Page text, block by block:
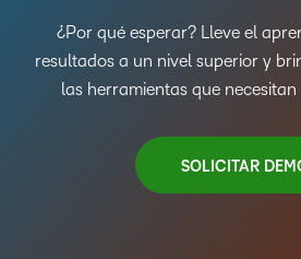
¿Por qué esperar? Lleve el
resultados a un nivel superior y
las herramientas que
SOLICITAR